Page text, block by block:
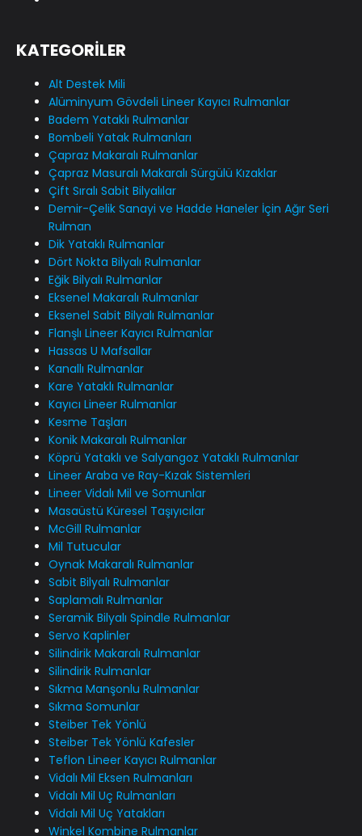
KATEGORİLER
Alt Destek Mili
Alüminyum Gövdeli Lineer Kayıcı Rulmanlar
Badem Yataklı Rulmanlar
Bombeli Yatak Rulmanları
Çapraz Makaralı Rulmanlar
Çapraz Masuralı Makaralı Sürgülü Kızaklar
Çift Sıralı Sabit Bilyalılar
Demir-Çelik Sanayi ve Hadde Haneler İçin Ağır Seri
Rulman
Dik Yataklı Rulmanlar
Dört Nokta Bilyalı Rulmanlar
Eğik Bilyalı Rulmanlar
Eksenel Makaralı Rulmanlar
Eksenel Sabit Bilyalı Rulmanlar
Flanşlı Lineer Kayıcı Rulmanlar
Hassas U Mafsallar
Kanallı Rulmanlar
Kare Yataklı Rulmanlar
Kayıcı Lineer Rulmanlar
Kesme Taşları
Konik Makaralı Rulmanlar
Köprü Yataklı ve Salyangoz Yataklı Rulmanlar
Lineer Araba ve Ray-Kızak Sistemleri
Lineer Vidalı Mil ve Somunlar
Masaüstü Küresel Taşıyıcılar
McGill Rulmanlar
Mil Tutucular
Oynak Makaralı Rulmanlar
Sabit Bilyalı Rulmanlar
Saplamalı Rulmanlar
Seramik Bilyalı Spindle Rulmanlar
Servo Kaplinler
Silindirik Makaralı Rulmanlar
Silindirik Rulmanlar
Sıkma Manşonlu Rulmanlar
Sıkma Somunlar
Steiber Tek Yönlü
Steiber Tek Yönlü Kafesler
Teflon Lineer Kayıcı Rulmanlar
Vidalı Mil Eksen Rulmanları
Vidalı Mil Uç Rulmanları
Vidalı Mil Uç Yatakları
Winkel Kombine Rulmanlar